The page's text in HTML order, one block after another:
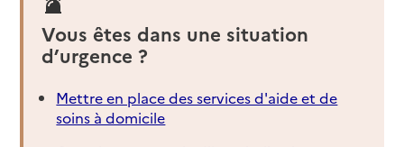
Vous êtes dans une situation
d’urgence ?
Mettre en place des services d'aide et de
soins à domicile